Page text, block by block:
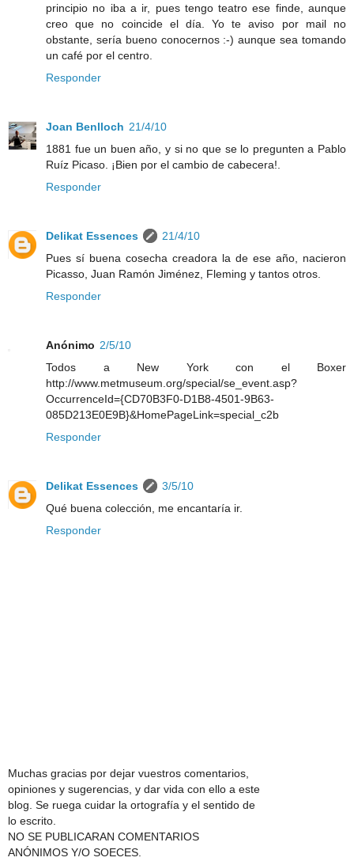
principio no iba a ir, pues tengo teatro ese finde, aunque
creo que no coincide el día. Yo te aviso por mail no
obstante, sería bueno conocernos :-) aunque sea tomando
un café por el centro.
Responder
Joan Benlloch 21/4/10
1881 fue un buen año, y si no que se lo pregunten a Pablo
Ruíz Picaso. ¡Bien por el cambio de cabecera!.
Responder
Delikat Essences
21/4/10
Pues sí buena cosecha creadora la de ese año, nacieron
Picasso, Juan Ramón Jiménez, Fleming y tantos otros.
Responder
Anónimo 2/5/10
Todos a New York con el Boxer
http://www.metmuseum.org/special/se_event.asp?
OccurrenceId={CD70B3F0-D1B8-4501-9B63-
085D213E0E9B}&HomePageLink=special_c2b
Responder
Delikat Essences
3/5/10
Qué buena colección, me encantaría ir.
Responder
Muchas gracias por dejar vuestros comentarios,
opiniones y sugerencias, y dar vida con ello a este
blog. Se ruega cuidar la ortografía y el sentido de
lo escrito.
NO SE PUBLICARAN COMENTARIOS
ANÓNIMOS Y/O SOECES.